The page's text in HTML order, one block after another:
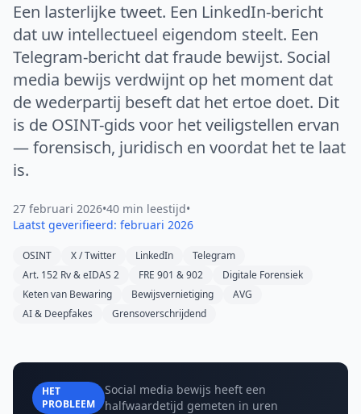
Een lasterlijke tweet. Een LinkedIn-bericht
dat uw intellectueel eigendom steelt. Een
Telegram-bericht dat fraude bewijst. Social
media bewijs verdwijnt op het moment dat
de wederpartij beseft dat het ertoe doet. Dit
is de OSINT-gids voor het veiligstellen ervan
— forensisch, juridisch en voordat het te laat
is.
27 februari 2026•40 min leestijd•
Laatst geverifieerd: februari 2026
OSINT X / Twitter LinkedIn
Telegram
Art. 152 Rv & eIDAS 2
FRE 901 & 902
Digitale Forensiek
Keten van Bewaring
Bewijsvernietiging
AVG
AI & Deepfakes
Grensoverschrijdend
HET
PROBLEEM
Social media bewijs heeft een
halfwaardetijd gemeten in uren